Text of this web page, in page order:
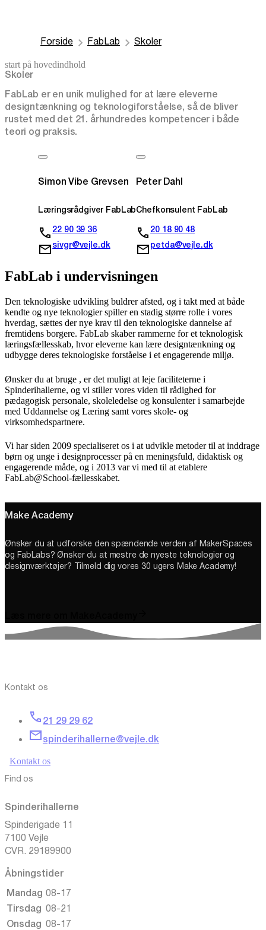
Forside FabLab Skoler
start på hovedindhold
Skoler
FabLab er en unik mulighed for at lære eleverne
designtænkning og teknologiforståelse, så de bliver
rustet med det 21. århundredes kompetencer i både
teori og praksis.
senest opdateret 26. februar 2026
Simon Vibe Grevsen
Læringsrådgiver FabLab
22 90 39 36
sivgr@vejle.dk
Peter Dahl
Chefkonsulent FabLab
20 18 90 48
petda@vejle.dk
FabLab i undervisningen
Den teknologiske udvikling buldrer afsted, og i takt med at både
kendte og nye teknologier spiller en stadig større rolle i vores
hverdag, sættes der nye krav til den teknologiske dannelse af
fremtidens borgere. FabLab skaber rammerne for et teknologisk
læringsfællesskab, hvor eleverne kan lære designtænkning og
udbygge deres teknologiske forståelse i et engagerende miljø.
Ønsker du at bruge , er det muligt at leje faciliteterne i
Spinderihallerne, og vi stiller vores viden til rådighed for
pædagogisk personale, skoleledelse og konsulenter i samarbejde
med Uddannelse og Læring samt vores skole- og
virksomhedspartnere.​
Vi har siden 2009 specialiseret os i at udvikle metoder til at inddrage
børn og unge i designprocesser på en meningsfuld, didaktisk og
engagerende måde, og i 2013 var vi med til at etablere
FabLab@School-fællesskabet.
Make Academy
Ønsker du at udforske den spændende verden af MakerSpaces
og FabLabs? Ønsker du at mestre de nyeste teknologier og
designværktøjer? Tilmeld dig vores 30 ugers Make Academy!
Kontakt os
21 29 29 62
spinderihallerne@vejle.dk
Kontakt os
Find os
Spinderihallerne
Spinderigade 11
7100 Vejle
CVR. 29189900
Åbningstider
Mandag 08-17
Tirsdag
08-21
Onsdag
08-17